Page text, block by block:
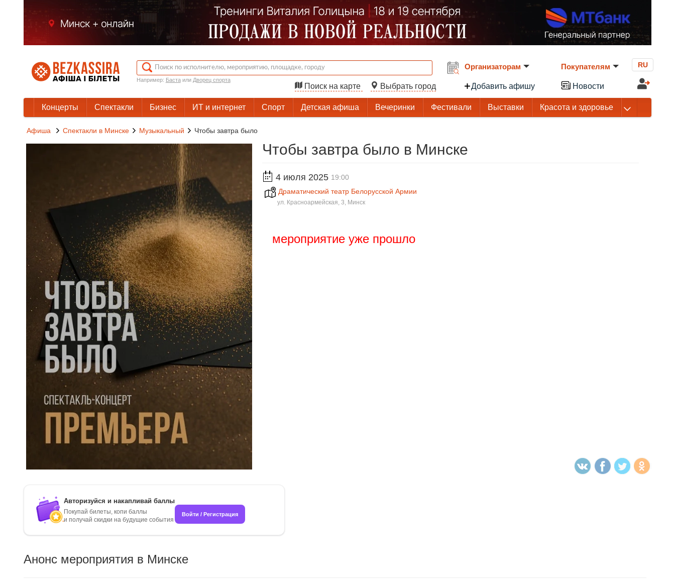
Например: Бастаили Дворец спорта
Поиск на карте Выбрать город
Организаторам
Добавить афишу
Покупателям
Новости
RU
Концерты Спектакли Бизнес ИТ и интернет Спорт Детская афиша Вечеринки Фестивали Выставки Красота и здоровье
Афиша Спектакли в Минске Музыкальный Чтобы завтра было
Чтобы завтра было в Минске
4 июля 2025 19:00
Драматический театр Белорусской Армии
ул. Красноармейская, 3, Минск
мероприятие уже прошло
Авторизуйся и накапливай баллы
Покупай билеты, копи баллы
и получай скидки на будущие события
Войти / Регистрация
Анонс мероприятия в Минске